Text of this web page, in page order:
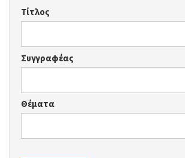
Τίτλος
Συγγραφέας
Θέματα